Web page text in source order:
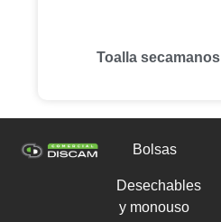
Toalla
Bolsas
Desechables
y monouso